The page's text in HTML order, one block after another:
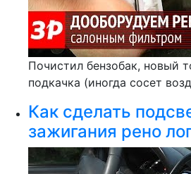
Почистил бензобак, новый
подкачка (иногда сосет
Как сделать
зажигания рено